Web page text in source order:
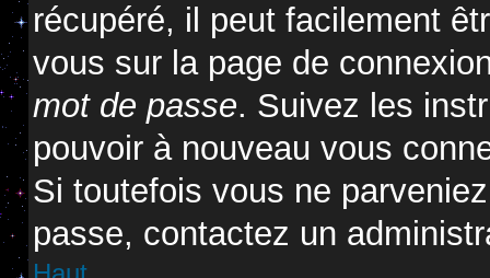
récupéré, il peut facilement
vous sur la page de
mot de passe. Suivez les
pouvoir à nouveau vous
Si toutefois vous ne
passe, contactez un